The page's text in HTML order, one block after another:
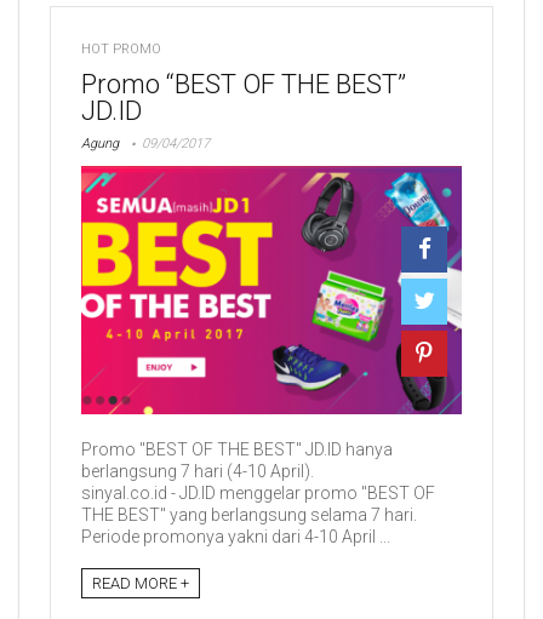
HOT PROMO
Promo “BEST OF THE BEST”
JD.ID
Agung 09/04/2017
Promo "BEST OF THE BEST" JD.ID hanya
berlangsung 7 hari (4-10 April).
sinyal.co.id - JD.ID menggelar promo "BEST OF
THE BEST" yang berlangsung selama 7 hari.
Periode promonya yakni dari 4-10 April ...
READ MORE +